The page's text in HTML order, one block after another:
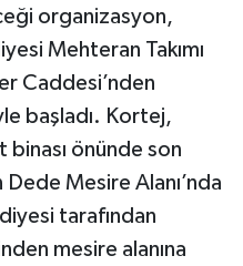
organizasyon,
Mehteran Takımı
Caddesi’nden
başladı. Kortej,
önünde son
Mesire Alanı’nda
tarafından
mesire alanına